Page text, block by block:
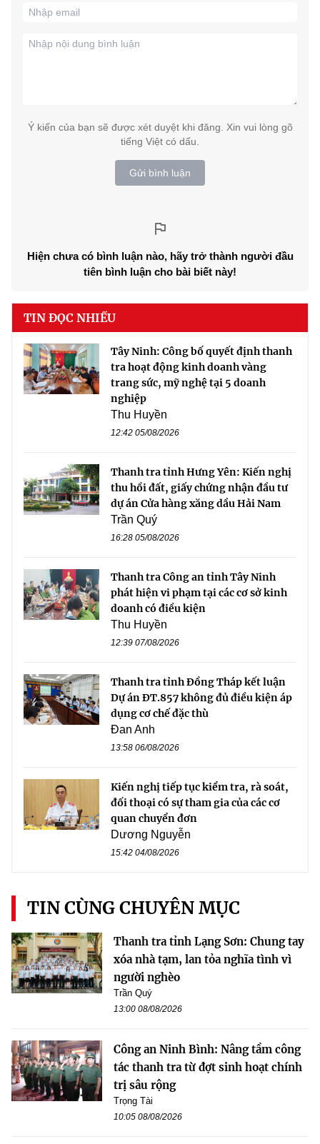
Ý kiến của bạn sẽ được xét duyệt khi đăng. Xin vui lòng gõ
tiếng Việt có dấu.
Gửi bình luận
Hiện chưa có bình luận nào, hãy trở thành người đầu
tiên bình luận cho bài biết này!
TIN ĐỌC NHIỀU
Tây Ninh: Công bố quyết định thanh
tra hoạt động kinh doanh vàng
trang sức, mỹ nghệ tại 5 doanh
nghiệp
Thu Huyền
12:42 05/08/2026
Thanh tra tỉnh Hưng Yên: Kiến nghị
thu hồi đất, giấy chứng nhận đầu tư
dự án Cửa hàng xăng dầu Hải Nam
Trần Quý
16:28 05/08/2026
Thanh tra Công an tỉnh Tây Ninh
phát hiện vi phạm tại các cơ sở kinh
doanh có điều kiện
Thu Huyền
12:39 07/08/2026
Thanh tra tỉnh Đồng Tháp kết luận
Dự án ĐT.857 không đủ điều kiện áp
dụng cơ chế đặc thù
Đan Anh
13:58 06/08/2026
Kiến nghị tiếp tục kiểm tra, rà soát,
đối thoại có sự tham gia của các cơ
quan chuyển đơn
Dương Nguyễn
15:42 04/08/2026
TIN CÙNG CHUYÊN MỤC
Thanh tra tỉnh Lạng Sơn: Chung tay
xóa nhà tạm, lan tỏa nghĩa tình vì
người nghèo
Trần Quý
13:00 08/08/2026
Công an Ninh Bình: Nâng tầm công
tác thanh tra từ đợt sinh hoạt chính
trị sâu rộng
Trọng Tài
10:05 08/08/2026